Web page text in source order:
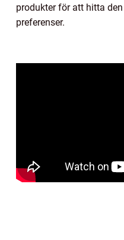
produkter för att hitta
preferenser.